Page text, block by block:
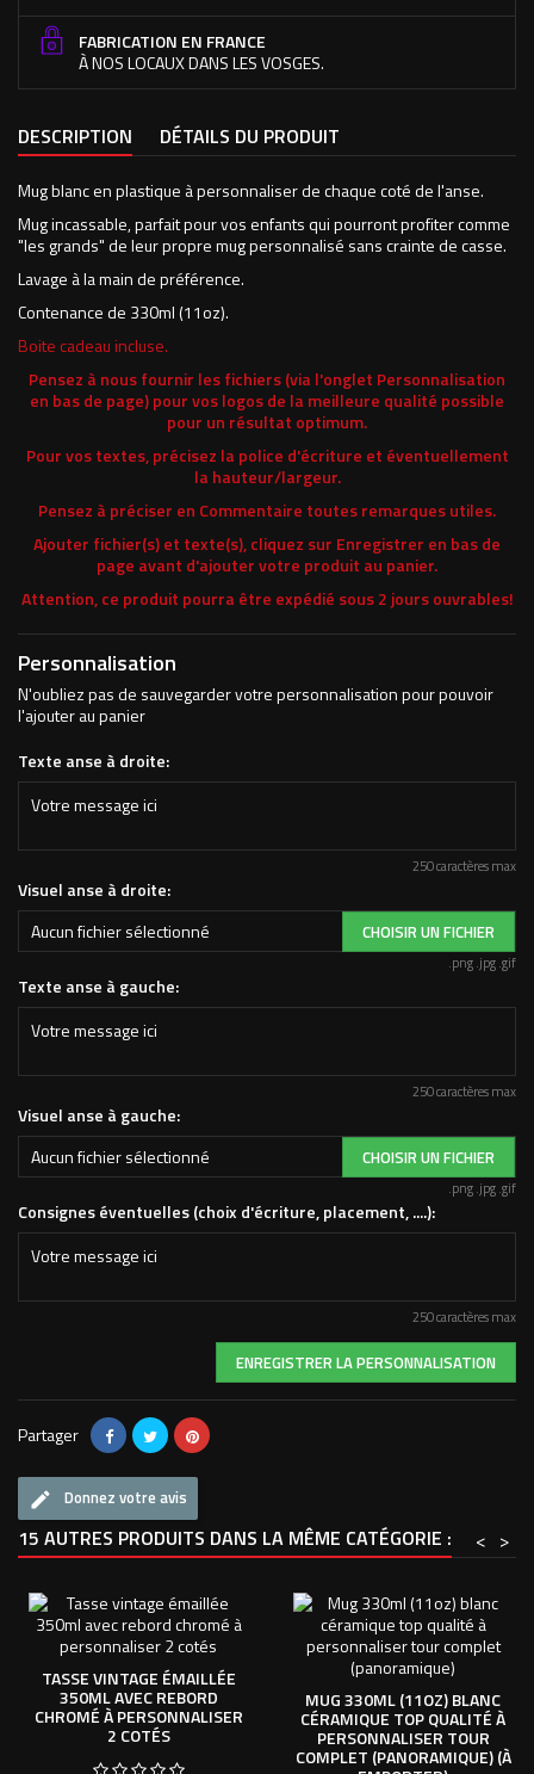
FABRICATION EN FRANCE
À NOS LOCAUX DANS LES VOSGES.
DESCRIPTION DÉTAILS DU PRODUIT
Mug blanc en plastique à personnaliser de chaque coté de l'anse.
Mug incassable, parfait pour vos enfants qui pourront profiter comme
"les grands" de leur propre mug personnalisé sans crainte de casse.
Lavage à la main de préférence.
Contenance de 330ml (11oz).
Boite cadeau incluse.
Pensez à nous fournir les fichiers (via l'onglet Personnalisation
en bas de page) pour vos logos de la meilleure qualité possible
pour un résultat optimum.
Pour vos textes, précisez la police d'écriture et éventuellement
la hauteur/largeur.
Pensez à préciser en Commentaire toutes remarques utiles.
Ajouter fichier(s) et texte(s), cliquez sur Enregistrer en bas de
page avant d'ajouter votre produit au panier.
Attention, ce produit pourra être expédié sous 2 jours ouvrables!
Personnalisation
N'oubliez pas de sauvegarder votre personnalisation pour pouvoir
l'ajouter au panier
Texte anse à droite:
250 caractères max
Visuel anse à droite:
Aucun fichier sélectionné
CHOISIR UN FICHIER
.png .jpg .gif
Texte anse à gauche:
250 caractères max
Visuel anse à gauche:
Aucun fichier sélectionné
CHOISIR UN FICHIER
.png .jpg .gif
Consignes éventuelles (choix d'écriture, placement, ....):
250 caractères max
ENREGISTRER LA PERSONNALISATION
Partager
Donnez votre avis
15 AUTRES PRODUITS DANS LA MÊME CATÉGORIE : >
<
TASSE VINTAGE ÉMAILLÉE
350ML AVEC REBORD
CHROMÉ À PERSONNALISER
2 COTÉS
MUG 330ML (11OZ) BLANC
CÉRAMIQUE TOP QUALITÉ À
PERSONNALISER TOUR
COMPLET (PANORAMIQUE) (À